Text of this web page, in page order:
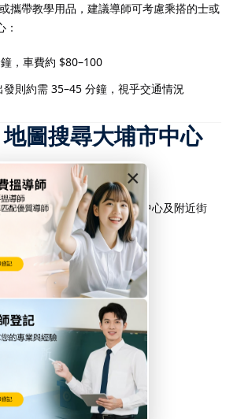
×
攜帶教學用品，建議導師可考慮乘搭的士或
，車費約 $80–100
則約需 35–45 分鐘，視乎交通情況
圖搜尋大埔市中心
Google Maps 搜尋大埔市中心及附近街